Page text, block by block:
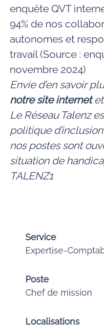
enquête QVT
94% de nos
autonomes et
travail (Source :
novembre 2024)
Envie d’en savoir
notre site internet
Le Réseau Talenz
politique
nos postes sont
situation de
TALENZ1
Service
Expertise-
Poste
Chef de mission
Localisations